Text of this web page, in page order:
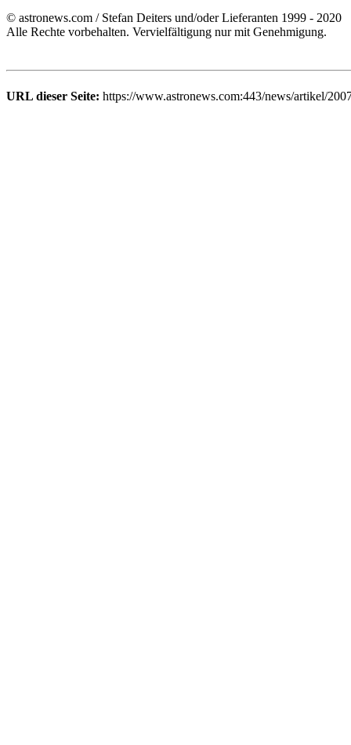
© astronews.com / Stefan Deiters und/oder Lieferanten 1999 - 2020
Alle Rechte vorbehalten. Vervielfältigung nur mit Genehmigung.
URL dieser Seite: https://www.astronews.com:443/news/artikel/